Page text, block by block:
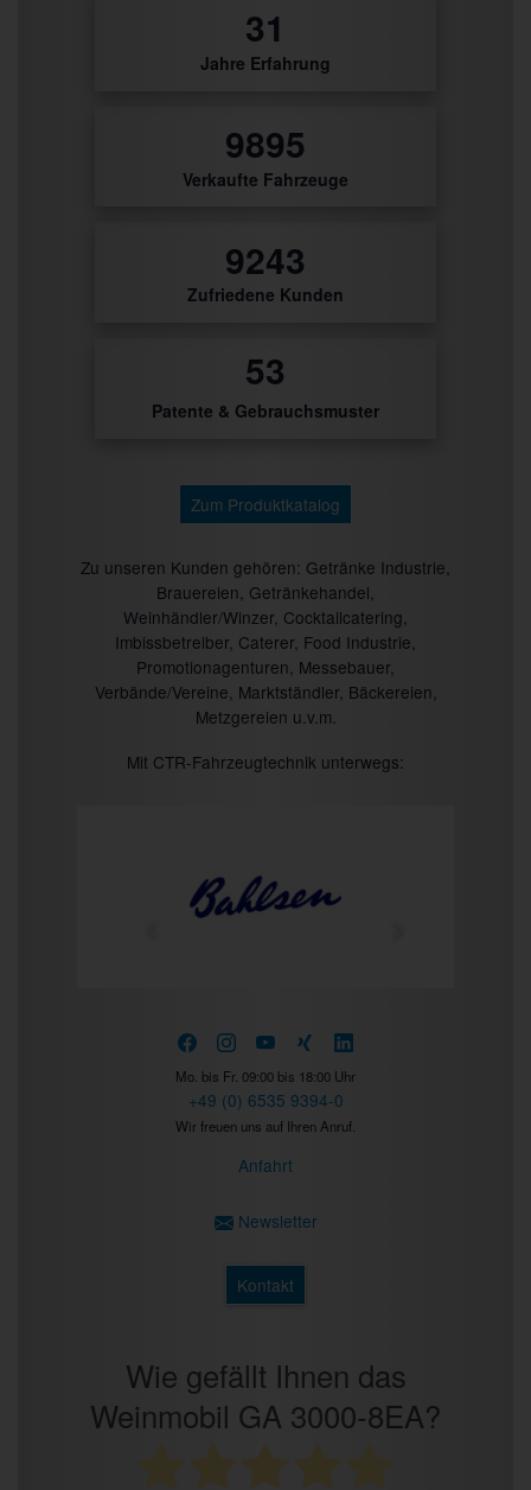
32
Jahre Erfahrung
10429
Verkaufte Fahrzeuge
9742
Zufriedene Kunden
56
Patente & Gebrauchsmuster
Zum Produktkatalog
Zu unseren Kunden gehören: Getränke Industrie,
Brauereien, Getränkehandel,
Weinhändler/Winzer, Cocktailcatering,
Imbissbetreiber, Caterer, Food Industrie,
Promotionagenturen, Messebauer,
Verbände/Vereine, Marktständler, Bäckereien,
Metzgereien u.v.m.
Mit CTR-Fahrzeugtechnik unterwegs:
Mo. bis Fr. 09:00 bis 18:00 Uhr
+49 (0) 6535 9394-0
Wir freuen uns auf Ihren Anruf.
Anfahrt
Newsletter
Kontakt
Wie gefällt Ihnen das
Weinmobil GA 3000-8EA?